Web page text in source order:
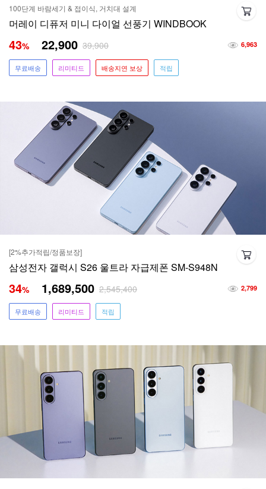
100단계 바람세기 & 접이식, 거치대 설계
머레이 디퓨저 미니 다이얼 선풍기 WINDBOOK
6,963
43% 22,900 39,900
무료배송 리미티드 배송지연 보상 적립
[2%추가적립/정품보장]
삼성전자 갤럭시 S26 울트라 자급제폰 SM-S948N
2,799
34% 1,689,500 2,545,400
무료배송 리미티드 적립